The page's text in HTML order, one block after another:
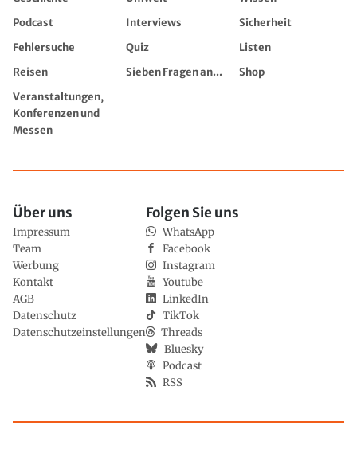
Podcast
Interviews
Sicherheit
Fehlersuche
Quiz
Listen
Reisen
Sieben Fragen an...
Shop
Veranstaltungen,
Konferenzen und
Messen
Über uns
Impressum
Team
Werbung
Kontakt
AGB
Datenschutz
Datenschutzeinstellungen
Folgen Sie uns
WhatsApp
Facebook
Instagram
Youtube
LinkedIn
TikTok
Threads
Bluesky
Podcast
RSS